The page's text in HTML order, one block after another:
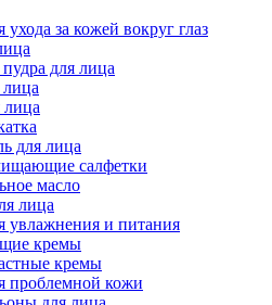
за кожей вокруг глаз
для лица
лица
для лица
салфетки
масло
лица
увлажнения и питания
кремы
кремы
проблемной кожи